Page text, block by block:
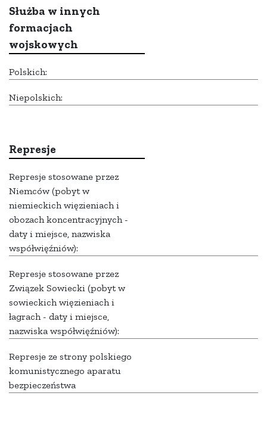
Służba w innych
formacjach
wojskowych
Polskich:
Niepolskich:
Represje
Represje stosowane przez
Niemców (pobyt w
niemieckich więzieniach i
obozach koncentracyjnych -
daty i miejsce, nazwiska
współwięźniów):
Represje stosowane przez
Związek Sowiecki (pobyt w
sowieckich więzieniach i
łagrach - daty i miejsce,
nazwiska współwięźniów):
Represje ze strony polskiego
komunistycznego aparatu
bezpieczeństwa